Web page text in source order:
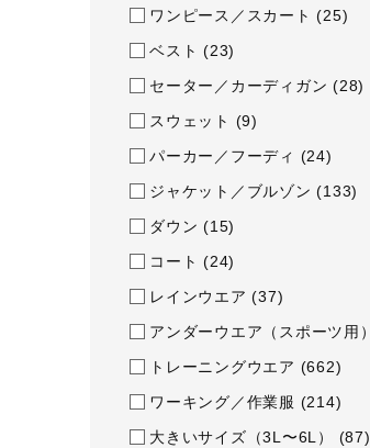
その他
ワンピース／スカート (25)
ベスト (23)
セーター／カーディガン (28)
スウェット (9)
パーカー／フーディ (24)
ジャケット／ブルゾン (133)
ダウン (15)
コート (24)
レインウエア (37)
アンダーウエア（スポーツ用）
トレーニングウエア (662)
ワーキング／作業服 (214)
大きいサイズ（3L〜6L）
(87)